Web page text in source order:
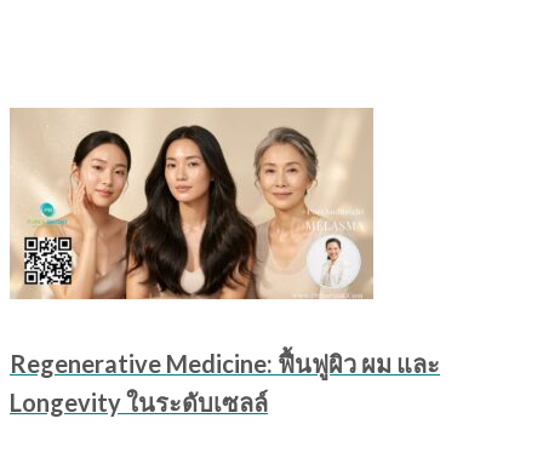
Regenerative Medicine: ฟื้นฟูผิว ผม และ
Longevity ในระดับเซลล์